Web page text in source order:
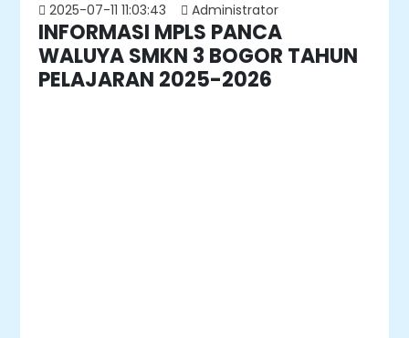
2025-07-11 11:03:43 Administrator
INFORMASI MPLS PANCA
WALUYA SMKN 3 BOGOR TAHUN
PELAJARAN 2025-2026